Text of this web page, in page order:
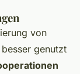
von
genutzt